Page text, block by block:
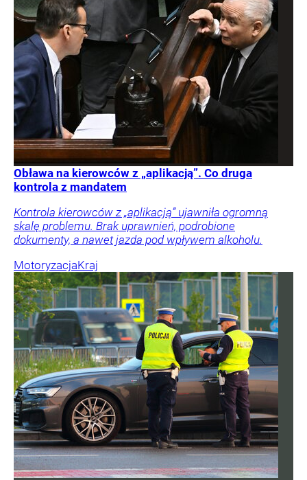
Obława na kierowców z „aplikacją”. Co druga
kontrola z mandatem
Kontrola kierowców z „aplikacją” ujawniła ogromną
skalę problemu. Brak uprawnień, podrobione
dokumenty, a nawet jazda pod wpływem alkoholu.
MotoryzacjaKraj